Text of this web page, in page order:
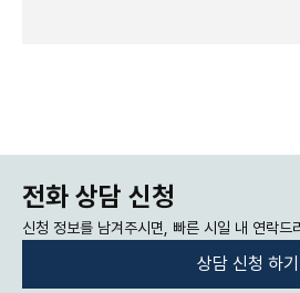
전화 상담 신청
신청 정보를 남겨주시면, 빠른 시일 내 연락드
상담 신청 하기